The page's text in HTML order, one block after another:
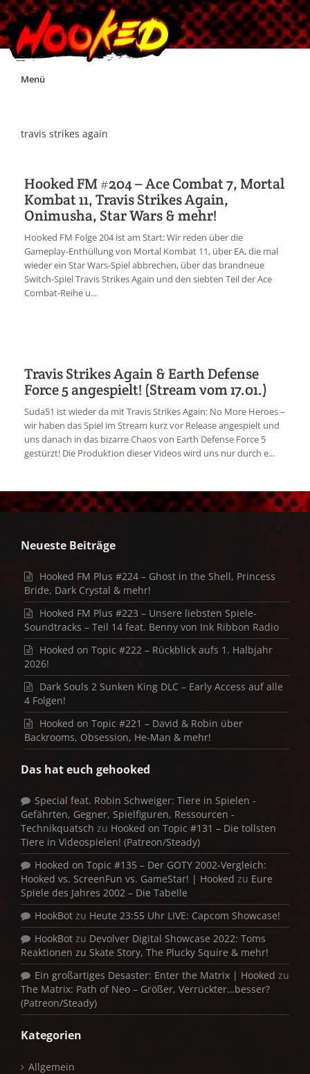
Skip
Menü
Impressum
Jobs
Discord
travis strikes again
Hooked FM #204 – Ace Combat 7, Mortal
Kombat 11, Travis Strikes Again,
Onimusha, Star Wars & mehr!
Hooked FM Folge 204 ist am Start: Wir reden über die
Gameplay-Enthüllung von Mortal Kombat 11, über EA, die mal
wieder ein Star Wars-Spiel abbrechen, über das brandneue
Switch-Spiel Travis Strikes Again und den siebten Teil der Ace
Combat-Reihe u...
Travis Strikes Again & Earth Defense
Force 5 angespielt! (Stream vom 17.01.)
Suda51 ist wieder da mit Travis Strikes Again: No More Heroes –
wir haben das Spiel im Stream kurz vor Release angespielt und
uns danach in das bizarre Chaos von Earth Defense Force 5
gestürzt! Die Produktion dieser Videos wird uns nur durch e...
Neueste Beiträge
Hooked FM Plus #224 – Ghost in the Shell, Princess
Bride, Dark Crystal & mehr!
Hooked FM Plus #223 – Unsere liebsten Spiele-
Soundtracks – Teil 14 feat. Benny von Ink Ribbon Radio
Hooked on Topic #222 – Rückblick aufs 1. Halbjahr
2026!
Dark Souls 2 Sunken King DLC – Early Access auf alle
4 Folgen!
Hooked on Topic #221 – David & Robin über
Backrooms, Obsession, He-Man & mehr!
Das hat euch gehooked
Special feat. Robin Schweiger: Tiere in Spielen -
Gefährten, Gegner, Spielfiguren, Ressourcen -
Technikquatsch zu Hooked on Topic #131 – Die tollsten
Tiere in Videospielen! (Patreon/Steady)
Hooked on Topic #135 – Der GOTY 2002-Vergleich:
Hooked vs. ScreenFun vs. GameStar! | Hooked zu Eure
Spiele des Jahres 2002 – Die Tabelle
HookBot zu Heute 23:55 Uhr LIVE: Capcom Showcase!
HookBot zu Devolver Digital Showcase 2022: Toms
Reaktionen zu Skate Story, The Plucky Squire & mehr!
Ein großartiges Desaster: Enter the Matrix | Hooked zu
The Matrix: Path of Neo – Größer, Verrückter…besser?
(Patreon/Steady)
Kategorien
Allgemein